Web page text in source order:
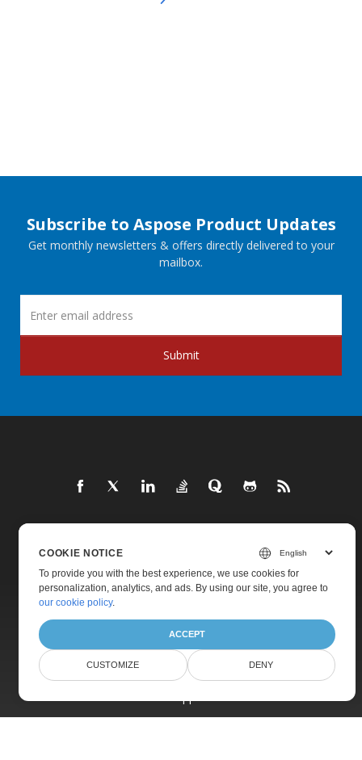
Subscribe to Aspose Product Updates
Get monthly newsletters & offers directly delivered to your
mailbox.
Submit
Products
New Releases
Pricing
Docs
Live Demos
Paid Support
COOKIE NOTICE
To provide you with the best experience, we use cookies for
personalization, analytics, and ads. By using our site, you agree to
our cookie policy.
ACCEPT
CUSTOMIZE DENY